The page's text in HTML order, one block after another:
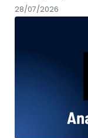
28/07/2026